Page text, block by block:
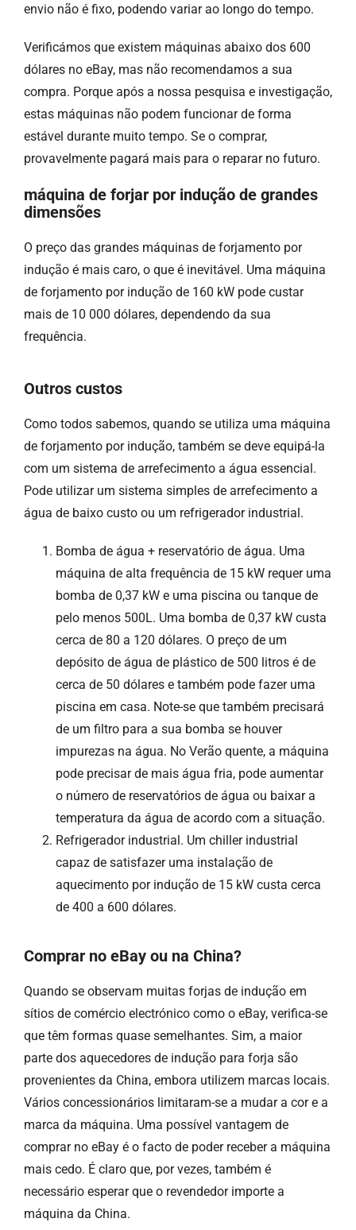
envio não é fixo, podendo variar ao longo do tempo.
Verificámos que existem máquinas abaixo dos 600
dólares no eBay, mas não recomendamos a sua
compra. Porque após a nossa pesquisa e investigação,
estas máquinas não podem funcionar de forma
estável durante muito tempo. Se o comprar,
provavelmente pagará mais para o reparar no futuro.
máquina de forjar por indução de grandes
dimensões
O preço das grandes máquinas de forjamento por
indução é mais caro, o que é inevitável. Uma máquina
de forjamento por indução de 160 kW pode custar
mais de 10 000 dólares, dependendo da sua
frequência.
Outros custos
Como todos sabemos, quando se utiliza uma máquina
de forjamento por indução, também se deve equipá-la
com um sistema de arrefecimento a água essencial.
Pode utilizar um sistema simples de arrefecimento a
água de baixo custo ou um refrigerador industrial.
Bomba de água + reservatório de água. Uma
máquina de alta frequência de 15 kW requer uma
bomba de 0,37 kW e uma piscina ou tanque de
pelo menos 500L. Uma bomba de 0,37 kW custa
cerca de 80 a 120 dólares. O preço de um
depósito de água de plástico de 500 litros é de
cerca de 50 dólares e também pode fazer uma
piscina em casa. Note-se que também precisará
de um filtro para a sua bomba se houver
impurezas na água. No Verão quente, a máquina
pode precisar de mais água fria, pode aumentar
o número de reservatórios de água ou baixar a
temperatura da água de acordo com a situação.
Refrigerador industrial. Um chiller industrial
capaz de satisfazer uma instalação de
aquecimento por indução de 15 kW custa cerca
de 400 a 600 dólares.
Comprar no eBay ou na China?
Quando se observam muitas forjas de indução em
sítios de comércio electrónico como o eBay, verifica-se
que têm formas quase semelhantes. Sim, a maior
parte dos aquecedores de indução para forja são
provenientes da China, embora utilizem marcas locais.
Vários concessionários limitaram-se a mudar a cor e a
marca da máquina. Uma possível vantagem de
comprar no eBay é o facto de poder receber a máquina
mais cedo. É claro que, por vezes, também é
necessário esperar que o revendedor importe a
máquina da China.